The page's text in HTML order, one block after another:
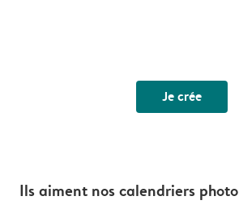
Je crée
Ils aiment nos calendriers photo